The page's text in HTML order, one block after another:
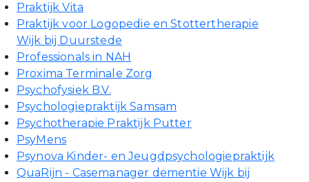
Praktijk Vita
Praktijk voor Logopedie en Stottertherapie
Wijk bij Duurstede
Professionals in NAH
Proxima Terminale Zorg
Psychofysiek B.V.
Psychologiepraktijk Samsam
Psychotherapie Praktijk Putter
PsyMens
Psynova Kinder- en Jeugdpsychologiepraktijk
QuaRijn - Casemanager dementie Wijk bij